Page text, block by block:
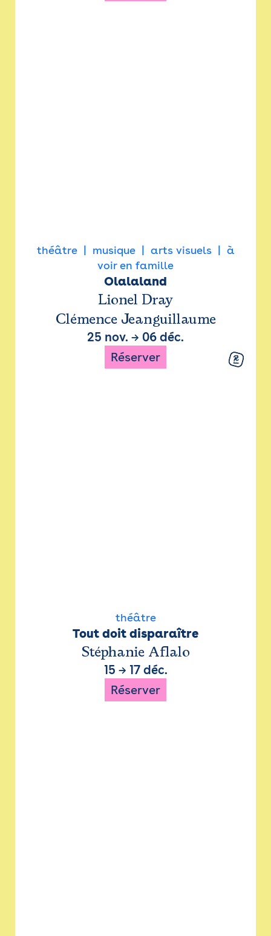
théâtre musique arts visuels
à
voir en famille
Olalaland
Lionel Dray
Clémence Jeanguillaume
25 nov. → 06 déc.
Réserver
théâtre
Tout doit disparaître
Stéphanie Aflalo
15 → 17 déc.
Réserver